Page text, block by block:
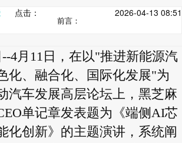
点击： 2026-04-13 08:51
前言：
--4月11日，在以"推进新能源汽
化、融合化、国际化发展"为
汽车发展高层论坛上，黑芝麻
单记章发表题为《端侧AI芯
化创新》的主题演讲，系统阐